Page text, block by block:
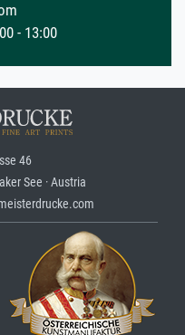
- 13:00
46
See · Austria